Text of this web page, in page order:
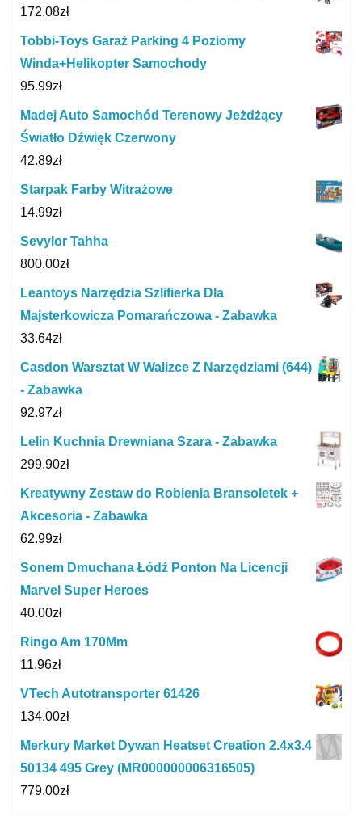
172.08zł
Tobbi-Toys Garaż Parking 4 Poziomy
Winda+Helikopter Samochody
95.99zł
Madej Auto Samochód Terenowy Jeżdżący
Światło Dźwięk Czerwony
42.89zł
Starpak Farby Witrażowe
14.99zł
Sevylor Tahha
800.00zł
Leantoys Narzędzia Szlifierka Dla
Majsterkowicza Pomarańczowa - Zabawka
33.64zł
Casdon Warsztat W Walizce Z Narzędziami (644)
- Zabawka
92.97zł
Lelin Kuchnia Drewniana Szara - Zabawka
299.90zł
Kreatywny Zestaw do Robienia Bransoletek +
Akcesoria - Zabawka
62.99zł
Sonem Dmuchana Łódź Ponton Na Licencji
Marvel Super Heroes
40.00zł
Ringo Am 170Mm
11.96zł
VTech Autotransporter 61426
134.00zł
Merkury Market Dywan Heatset Creation 2.4x3.4
50134 495 Grey (MR000000006316505)
779.00zł